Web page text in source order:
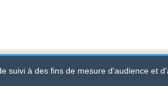
Juridique : BP 20075 - 31121 PORTET
suivi à des fins de mesure d'audience et